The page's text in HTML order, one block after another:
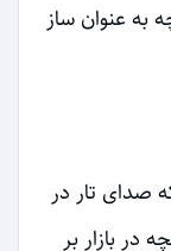
به عنوان ساز
صدای تار در
بازار بر